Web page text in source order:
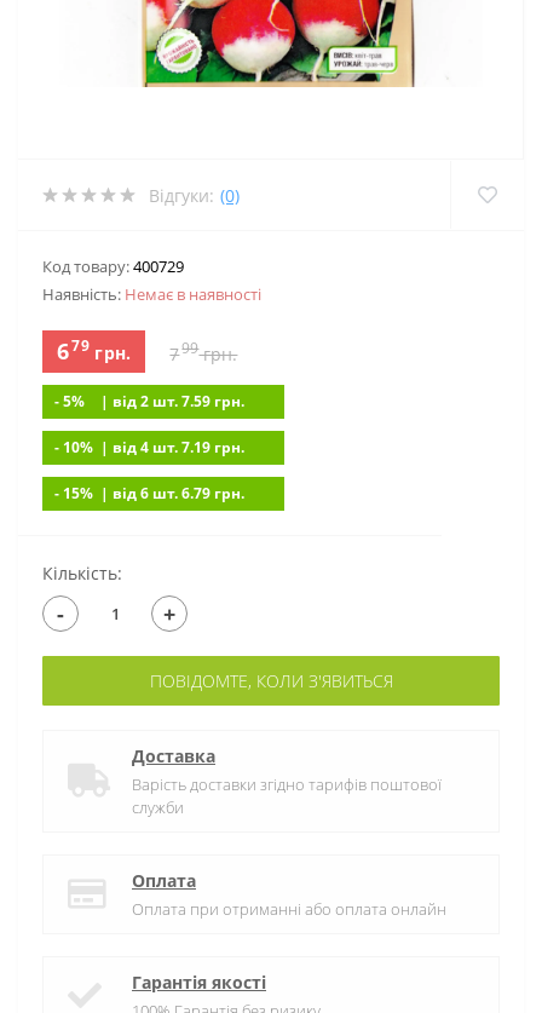
Відгуки: (0)
Код товару:400729
Наявність: Немає в наявностi
679грн. 799грн.
- 5% | вiд 2 шт. 7.59 грн.
- 10% | вiд 4 шт. 7.19 грн.
- 15% | вiд 6 шт. 6.79 грн.
Кількість:
- +
ПОВІДОМТЕ, КОЛИ З'ЯВИТЬСЯ
Доставка
Варість доставки згідно тарифів поштової
служби
Оплата
Оплата при отриманні або оплата онлайн
Гарантія якості